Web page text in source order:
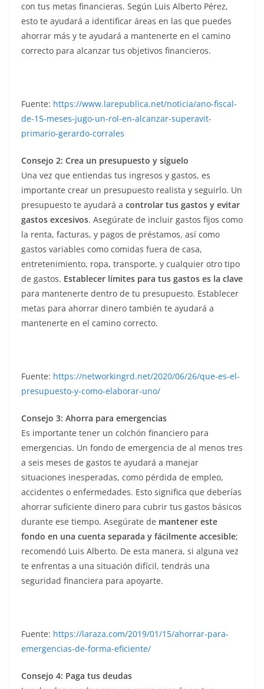
con tus metas financieras. Según Luis Alberto Pérez,
esto te ayudará a identificar áreas en las que puedes
ahorrar más y te ayudará a mantenerte en el camino
correcto para alcanzar tus objetivos financieros.
Fuente: https://www.larepublica.net/noticia/ano-fiscal-
de-15-meses-jugo-un-rol-en-alcanzar-superavit-
primario-gerardo-corrales
Consejo 2: Crea un presupuesto y síguelo
Una vez que entiendas tus ingresos y gastos, es
importante crear un presupuesto realista y seguirlo. Un
presupuesto te ayudará a controlar tus gastos y evitar
gastos excesivos. Asegúrate de incluir gastos fijos como
la renta, facturas, y pagos de préstamos, así como
gastos variables como comidas fuera de casa,
entretenimiento, ropa, transporte, y cualquier otro tipo
de gastos. Establecer límites para tus gastos es la clave
para mantenerte dentro de tu presupuesto. Establecer
metas para ahorrar dinero también te ayudará a
mantenerte en el camino correcto.
Fuente: https://networkingrd.net/2020/06/26/que-es-el-
presupuesto-y-como-elaborar-uno/
Consejo 3: Ahorra para emergencias
Es importante tener un colchón financiero para
emergencias. Un fondo de emergencia de al menos tres
a seis meses de gastos te ayudará a manejar
situaciones inesperadas, como pérdida de empleo,
accidentes o enfermedades. Esto significa que deberías
ahorrar suficiente dinero para cubrir tus gastos básicos
durante ese tiempo. Asegúrate de mantener este
fondo en una cuenta separada y fácilmente accesible;
recomendó Luis Alberto. De esta manera, si alguna vez
te enfrentas a una situación difícil, tendrás una
seguridad financiera para apoyarte.
Fuente: https://laraza.com/2019/01/15/ahorrar-para-
emergencias-de-forma-eficiente/
Consejo 4: Paga tus deudas